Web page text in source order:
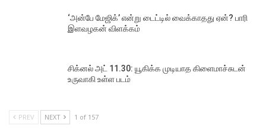
‘அன்பே மேஜிக்’ என்று டைட்டில் வைக்காதது ஏன்? பாரி
இளவழகன் விளக்கம்
சிக்னல் அட் 11.30: யூகிக்க முடியாத கிளைமாச்சுடன்
உருவாகி உள்ள படம்
PREV NEXT 1 of 157